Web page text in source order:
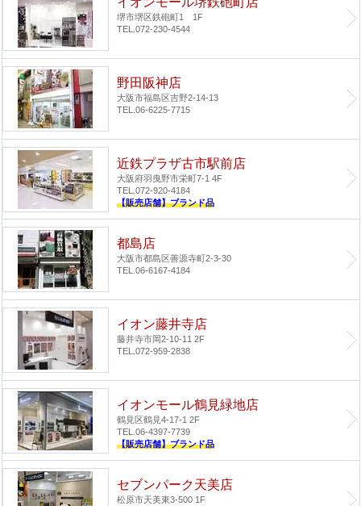
堺市堺区鉄砲町1 1F
TEL.072-230-4544
野田阪神店
大阪市福島区吉野2-14-13
TEL.06-6225-7715
近鉄プラザ古市駅前店
大阪府羽曳野市栄町7-1 4F
TEL.072-920-4184
【販売店舗】ブランド品
都島店
大阪市都島区善源寺町2-3-30
TEL.06-6167-4184
イオン藤井寺店
藤井寺市岡2-10-11 2F
TEL.072-959-2838
イオンモール鶴見緑地店
鶴見区鶴見4-17-1 2F
TEL.06-4397-7739
【販売店舗】ブランド品
セブンパーク天美店
松原市天美東3-500 1F